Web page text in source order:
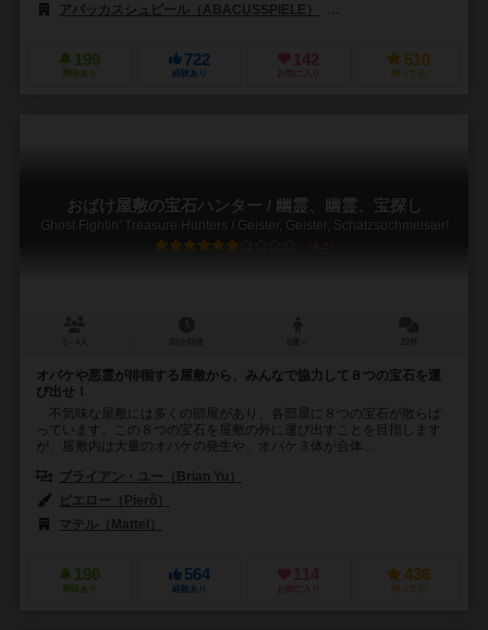
アバッカスシュピール（ABACUSSPIELE）
199
興味あり
722
経験あり
142
お気に入り
510
持ってる
おばけ屋敷の宝石ハンター / 幽霊、幽霊、宝探し
Ghost Fightin' Treasure Hunters / Geister, Geister, Schatzsuchmeister!
6.2
オバケや悪霊が徘徊する屋敷から、みんなで協力して８つの宝石を運
び出せ！
不気味な屋敷には多くの部屋があり、各部屋に８つの宝石が散らば
っています。この８つの宝石を屋敷の外に運び出すことを目指します
が、屋敷内は大量のオバケの発生や、オバケ３体が合体...
ブライアン・ユー（Brian Yu）
ピエロー（Pierô）
マテル（Mattel）
196
興味あり
564
経験あり
114
お気に入り
436
持ってる